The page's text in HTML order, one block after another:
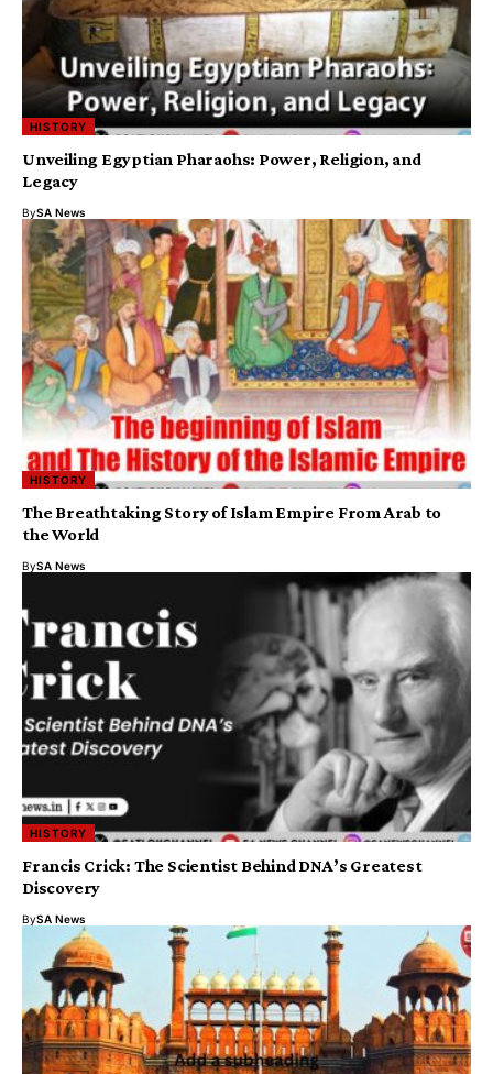
HISTORY
Unveiling Egyptian Pharaohs: Power, Religion, and
Legacy
BySA News
HISTORY
The Breathtaking Story of Islam Empire From Arab to
the World
BySA News
HISTORY
Francis Crick: The Scientist Behind DNA’s Greatest
Discovery
BySA News